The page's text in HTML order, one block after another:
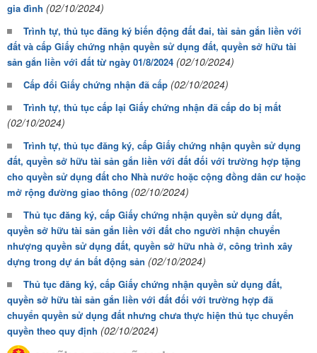
gia đình (02/10/2024)
Trình tự, thủ tục đăng ký biến động đất đai, tài sản gắn liền với
đất và cấp Giấy chứng nhận quyền sử dụng đất, quyền sở hữu tài
sản gắn liền với đất từ ngày 01/8/2024 (02/10/2024)
Cấp đổi Giấy chứng nhận đã cấp (02/10/2024)
Trình tự, thủ tục cấp lại Giấy chứng nhận đã cấp do bị mất
(02/10/2024)
Trình tự, thủ tục đăng ký, cấp Giấy chứng nhận quyền sử dụng
đất, quyền sở hữu tài sản gắn liền với đất đối với trường hợp tặng
cho quyền sử dụng đất cho Nhà nước hoặc cộng đồng dân cư hoặc
mở rộng đường giao thông (02/10/2024)
Thủ tục đăng ký, cấp Giấy chứng nhận quyền sử dụng đất,
quyền sở hữu tài sản gắn liền với đất cho người nhận chuyển
nhượng quyền sử dụng đất, quyền sở hữu nhà ở, công trình xây
dựng trong dự án bất động sản (02/10/2024)
Thủ tục đăng ký, cấp Giấy chứng nhận quyền sử dụng đất,
quyền sở hữu tài sản gắn liền với đất đối với trường hợp đã
chuyển quyền sử dụng đất nhưng chưa thực hiện thủ tục chuyển
quyền theo quy định (02/10/2024)